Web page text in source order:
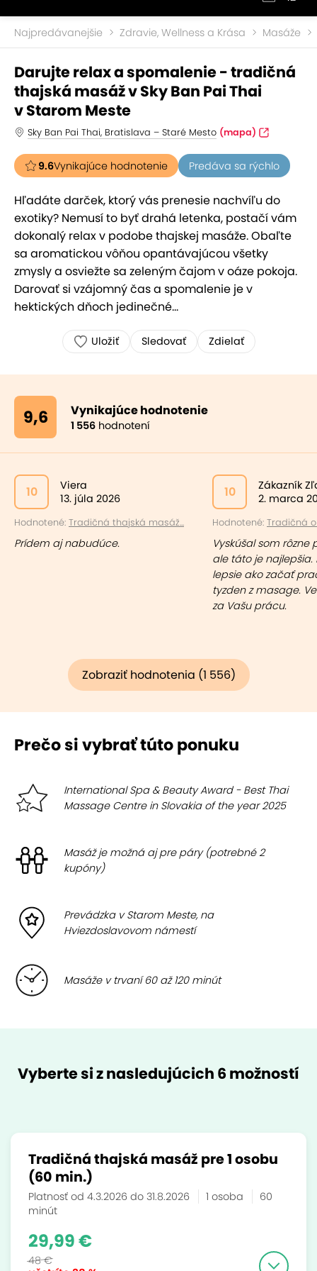
Najpredávanejšie Zdravie, Wellness a Krása Masáže
Darujte relax a spomalenie - tradičná
thajská masáž v Sky Ban Pai Thai
v Starom Meste
Sky Ban Pai Thai, Bratislava – Staré Mesto (mapa)
9.6Vynikajúce hodnotenie Predáva sa rýchlo
Hľadáte darček, ktorý vás prenesie nachvíľu do
exotiky? Nemusí to byť drahá letenka, postačí vám
dokonalý relax v podobe thajskej masáže. Obaľte
sa aromatickou vôňou opantávajúcou všetky
zmysly a osviežte sa zeleným čajom v oáze pokoja.
Darovať si vzájomný čas a spomalenie je v
hektických dňoch jedinečné...
Uložiť Sledovať Zdielať
9,6 Vynikajúce hodnotenie
1 556 hodnotení
10
Viera
13. júla 2026
Hodnotené: Tradičná thajská masáž...
Prídem aj nabudúce.
10
Zákazník
2. marca
Hodnotené: Tradičná
Vyskúšal som rôzne
ale táto je najlepšia.
lepsie ako začať
tyzden z masage.
za Vašu prácu.
Zobraziť hodnotenia (1 556)
Prečo si vybrať túto ponuku
International Spa & Beauty Award - Best Thai
Massage Centre in Slovakia of the year 2025
Masáž je možná aj pre páry (potrebné 2
kupóny)
Prevádzka v Starom Meste, na
Hviezdoslavovom námestí
Masáže v trvaní 60 až 120 minút
Vyberte si z nasledujúcich 6 možností
Tradičná thajská masáž pre 1 osobu
(60 min.)
Platnosť od 4.3.2026 do 31.8.2026 1 osoba
60
minút
29,99 €
48 €